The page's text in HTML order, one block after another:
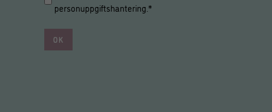
av
*
personuppgiftshantering .*